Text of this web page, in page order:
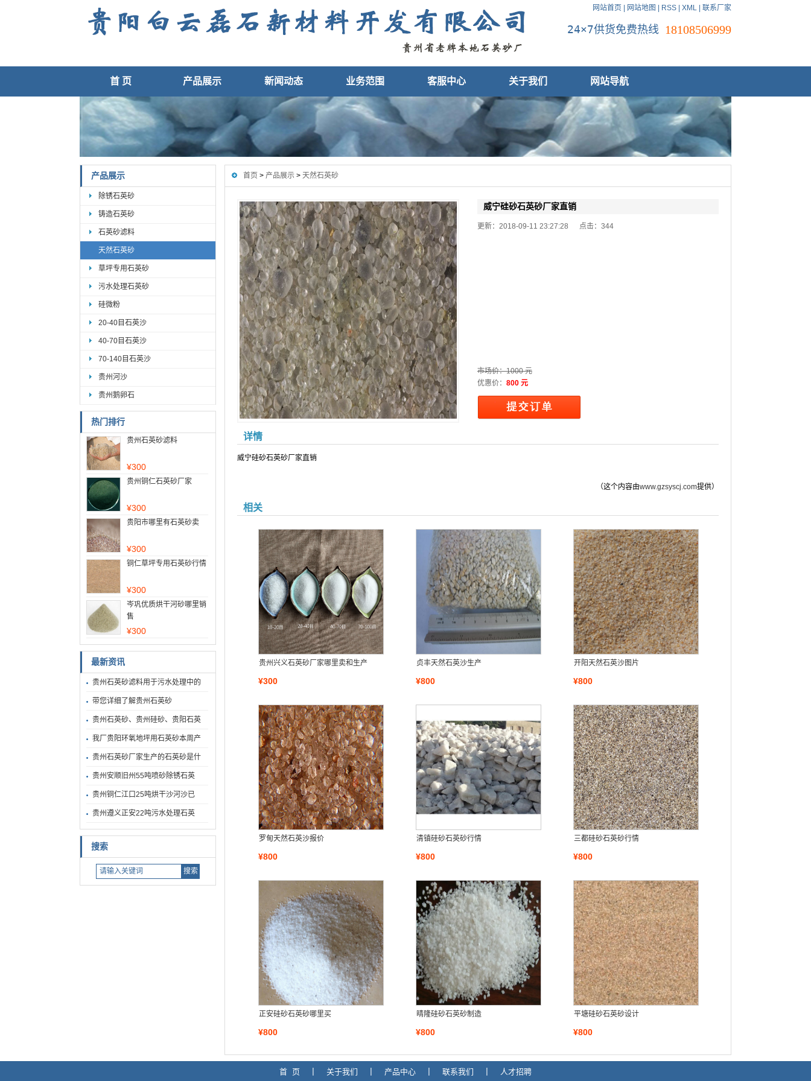
网站首页 网站地图 RSS XML 联系厂家
18108506999
24×7供货免费热线
首 页 产品展示 新闻动态 业务范围 客服中心 关于我们 网站导航
产品展示
除锈石英砂
铸造石英砂
石英砂滤料
天然石英砂
草坪专用石英砂
污水处理石英砂
硅微粉
20-40目石英沙
40-70目石英沙
70-140目石英沙
贵州河沙
贵州鹅卵石
热门排行
贵州石英砂滤料
¥300
贵州铜仁石英砂厂家
¥300
贵阳市哪里有石英砂卖
¥300
铜仁草坪专用石英砂行情
¥300
岑巩优质烘干河砂哪里销
售
¥300
最新资讯
贵州石英砂滤料用于污水处理中的
带您详细了解贵州石英砂
贵州石英砂、贵州硅砂、贵阳石英
我厂贵阳环氧地坪用石英砂本周产
贵州石英砂厂家生产的石英砂是什
贵州安顺旧州55吨喷砂除锈石英
贵州铜仁江口25吨烘干沙河沙已
贵州遵义正安22吨污水处理石英
搜索
首页 > 产品展示 > 天然石英砂
威宁硅砂石英砂厂家直销
更新：2018-09-11 23:27:28 点击： 344
市场价：1000 元
优惠价： 800 元
详情
威宁硅砂石英砂厂家直销
（这个内容由www.gzsyscj.com提供）
相关
贵州兴义石英砂厂家哪里卖和生产
¥300
贞丰天然石英沙生产
¥800
开阳天然石英沙图片
¥800
罗甸天然石英沙报价
¥800
清镇硅砂石英砂行情
¥800
三都硅砂石英砂行情
¥800
正安硅砂石英砂哪里买
¥800
晴隆硅砂石英砂制造
¥800
平塘硅砂石英砂设计
¥800
首 页 关于我们 产品中心 联系我们 人才招聘